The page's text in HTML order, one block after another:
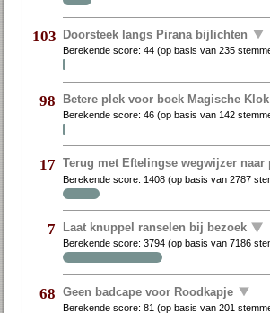
103 Doorsteek langs Pirana bijlichten
Berekende score:44 (op basis van235
98 Betere plek voor boek Magische Klok
Berekende score:46 (op basis van 142
17 Terug met Eftelingse wegwijzer naar
Berekende score: 1408 (op basis van2787
7 Laat knuppel ranselen bij bezoek
Berekende score:3794 (op basis van7186
68 Geen badcape voor Roodkapje
Berekende score:81 (op basis van201